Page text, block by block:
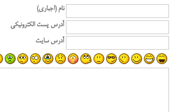
نام (اجباری)
آدرس پست الکترونیکی
آدرس سایت